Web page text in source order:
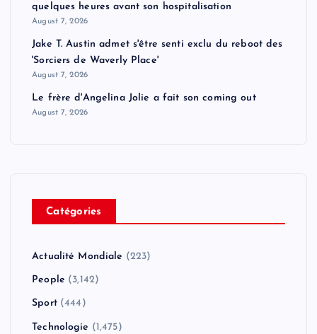
quelques heures avant son hospitalisation
August 7, 2026
Jake T. Austin admet s'être senti exclu du reboot des
'Sorciers de Waverly Place'
August 7, 2026
Le frère d'Angelina Jolie a fait son coming out
August 7, 2026
Catégories
Actualité Mondiale (223)
People (3,142)
Sport(444)
Technologie (1,475)